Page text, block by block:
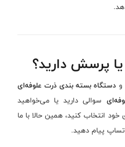
یا پرسش دارید؟
و دستگاه بسته بندی ذرت علوفه‌ای
سوالی دارید یا می‌خواهید
خود انتخاب کنید، همین حالا با ما
پیام دهید.